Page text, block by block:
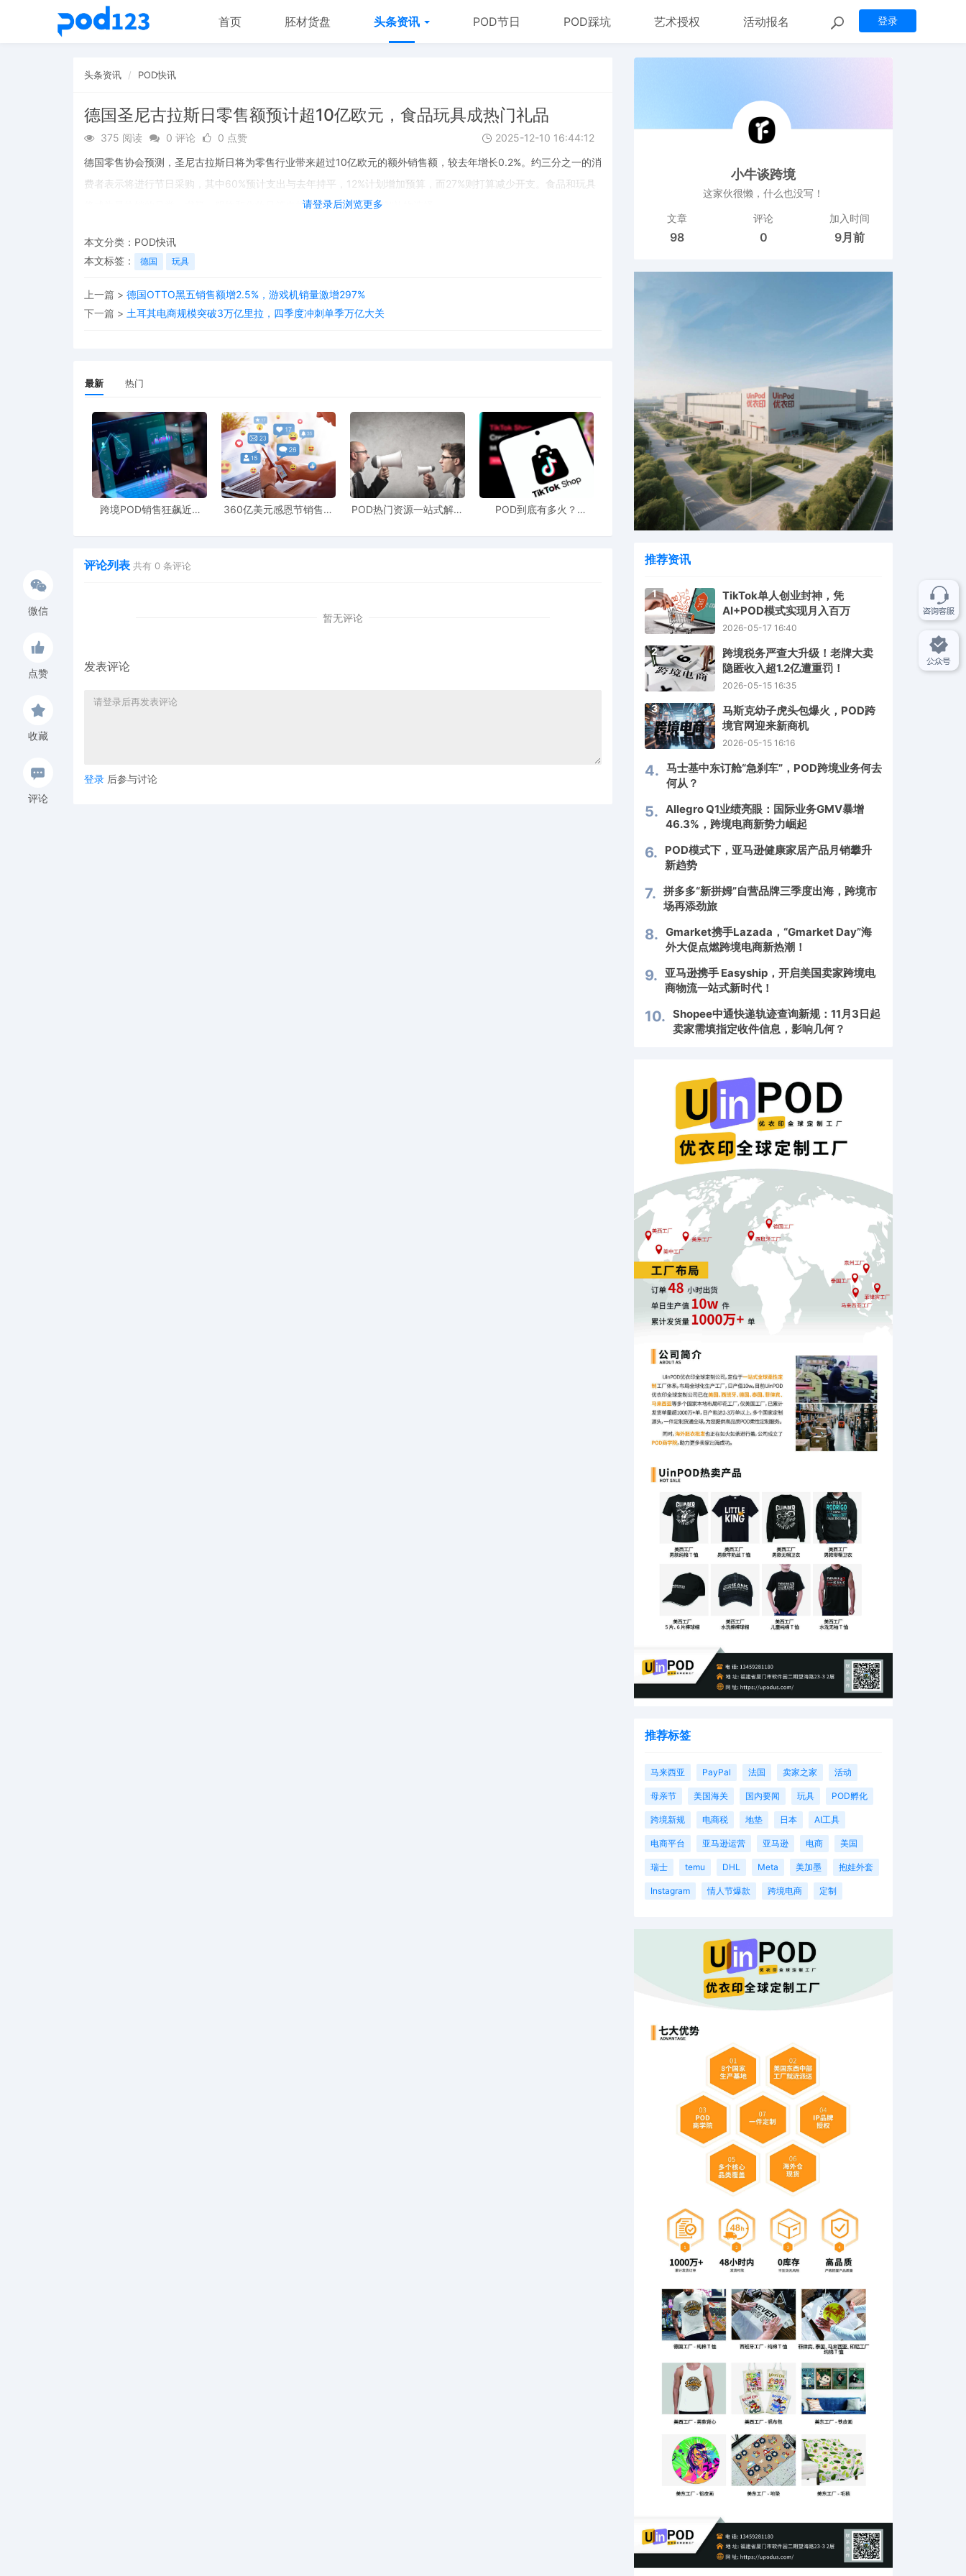
登录
首页 胚材货盘 头条资讯 POD节日 POD踩坑 艺术授权 活动报名
头条资讯 POD快讯
德国圣尼古拉斯日零售额预计超10亿欧元，食品玩具成热门礼品
375 阅读 0 评论 0 点赞 2025-12-10 16:44:12
请登录后浏览更多
德国零售协会预测，圣尼古拉斯日将为零售行业带来超过10亿欧元的额外销售额，较去年增长0.2%。约三分之一的消
费者表示将进行节日采购，其中60%预计支出与去年持平，12%计划增加预算，而27%则打算减少开支。食品和玩具
将成为最热销的品类，书籍、服饰和化妆品等也将是受欢迎的“圣诞靴”礼物选择。
微信
点赞
收藏
评论
本文分类： POD快讯
本文标签：
德国 玩具
上一篇 > 德国OTTO黑五销售额增2.5%，游戏机销量激增297%
下一篇 > 土耳其电商规模突破3万亿里拉，四季度冲刺单季万亿大关
最新 热门
跨境POD销售狂飙近5
360亿美元感恩节销售额
POD热门资源一站式解决
POD到底有多火？
评论列表 共有 0 条评论
暂无评论
发表评论
登录 后参与讨论
小牛谈跨境
这家伙很懒，什么也没写！
文章
98
评论
0
加入时间
9月前
推荐资讯
1
TikTok单人创业封神，凭
AI+POD模式实现月入百万
2026-05-17 16:40
2
跨境税务严查大升级！老牌大卖
隐匿收入超1.2亿遭重罚！
2026-05-15 16:35
3
马斯克幼子虎头包爆火，POD跨
境官网迎来新商机
2026-05-15 16:16
4. 马士基中东订舱“急刹车”，POD跨境业务何去
何从？
5. Allegro Q1业绩亮眼：国际业务GMV暴增
46.3%，跨境电商新势力崛起
6.
POD模式下，亚马逊健康家居产品月销攀升
新趋势
7. 拼多多“新拼姆”自营品牌三季度出海，跨境市
场再添劲旅
8. Gmarket携手Lazada，“Gmarket Day”海
外大促点燃跨境电商新热潮！
9. 亚马逊携手 Easyship，开启美国卖家跨境电
商物流一站式新时代！
10. Shopee中通快递轨迹查询新规：11月3日起
卖家需填指定收件信息，影响几何？
推荐标签
马来西亚 PayPal 法国 卖家之家 活动
母亲节 美国海关 国内要闻 玩具 POD孵化
跨境新规 电商税 地垫 日本 AI工具
电商平台 亚马逊运营 亚马逊 电商 美国
瑞士 temu DHL Meta 美加墨 抱娃外套
Instagram 情人节爆款 跨境电商 定制